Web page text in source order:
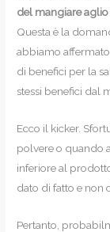
del mangiare aglio
Questa è la
abbiamo
di benefici per la
stessi benefici dal
Ecco il kicker.
polvere o quando
inferiore al
dato di fatto e non
Pertanto,